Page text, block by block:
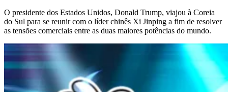
O presidente dos Estados Unidos, Donald Trump, viajou à Coreia
do Sul para se reunir com o líder chinês Xi Jinping a fim de resolver
as tensões comerciais entre as duas maiores potências do mundo.